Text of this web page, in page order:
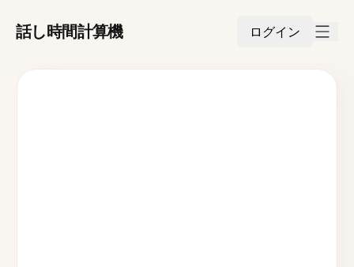
話し時間計算機 ログイン